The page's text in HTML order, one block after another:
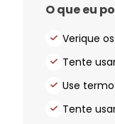
O que eu
Verique
Tente
Use
Tente